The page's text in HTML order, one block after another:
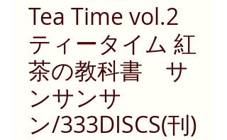
Tea Time vol.2
ティータイム 紅
茶の教科書 サ
ンサンサ
ン/333DISCS(刊)